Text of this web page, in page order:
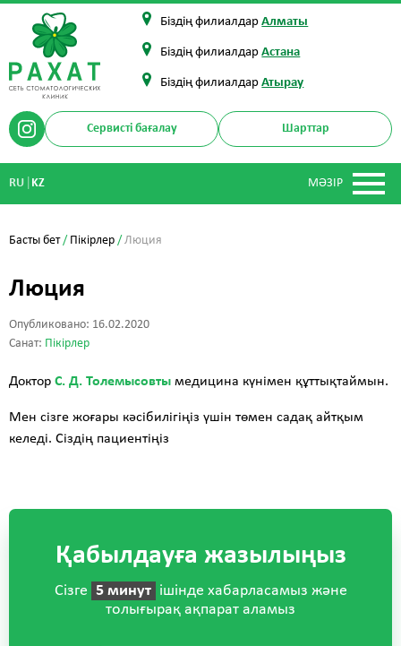
Біздің филиалдарАлматы
Біздің филиалдарАстана
Біздің филиалдарАтырау
Сервисті бағалау Шарттар
МӘЗІР
RU KZ
Басты бет/ Пікірлер /Люция
Люция
Опубликовано: 16.02.2020
Санат: Пікірлер
Доктор С. Д. Толемысовты медицина күнімен құттықтаймын.
Мен сізге жоғары кәсібилігіңіз үшін төмен садақ айтқым
келеді. Сіздің пациентіңіз
Қабылдауға жазылыңыз
Сізге 5 минут ішінде хабарласамыз және
толығырақ ақпарат аламыз